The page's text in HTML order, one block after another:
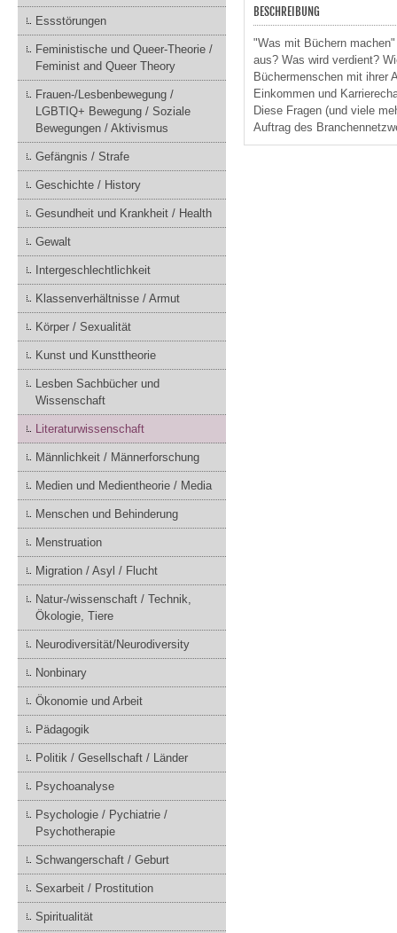
Essstörungen
Feministische und Queer-Theorie /
Feminist and Queer Theory
Frauen-/Lesbenbewegung /
LGBTIQ+ Bewegung / Soziale
Bewegungen / Aktivismus
Gefängnis / Strafe
Geschichte / History
Gesundheit und Krankheit / Health
Gewalt
Intergeschlechtlichkeit
Klassenverhältnisse / Armut
Körper / Sexualität
Kunst und Kunsttheorie
Lesben Sachbücher und
Wissenschaft
Literaturwissenschaft
Männlichkeit / Männerforschung
Medien und Medientheorie / Media
Menschen und Behinderung
Menstruation
Migration / Asyl / Flucht
Natur-/wissenschaft / Technik,
Ökologie, Tiere
Neurodiversität/Neurodiversity
Nonbinary
Ökonomie und Arbeit
Pädagogik
Politik / Gesellschaft / Länder
Psychoanalyse
Psychologie / Pychiatrie /
Psychotherapie
Schwangerschaft / Geburt
Sexarbeit / Prostitution
Spiritualität
BESCHREIBUNG
"Was mit Büchern
aus? Was wird verdient?
Büchermenschen mit ihrer
Einkommen und
Diese Fragen (und viele
Auftrag des